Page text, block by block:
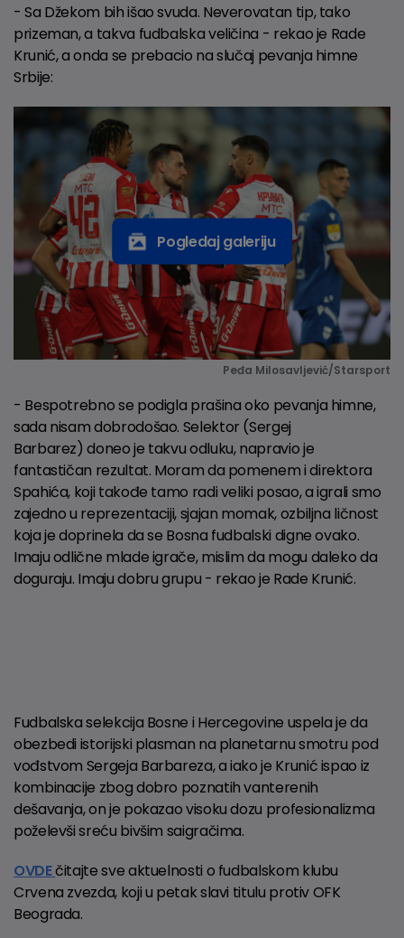
- Sa Džekom bih išao svuda. Neverovatan tip, tako
prizeman, a takva fudbalska veličina - rekao je Rade
Krunić, a onda se prebacio na slučaj pevanja himne
Srbije:
Peđa Milosavljević/Starsport
Pogledaj galeriju
- Bespotrebno se podigla prašina oko pevanja himne,
sada nisam dobrodošao. Selektor (Sergej
Barbarez) doneo je takvu odluku, napravio je
fantastičan rezultat. Moram da pomenem i direktora
Spahića, koji takođe tamo radi veliki posao, a igrali smo
zajedno u reprezentaciji, sjajan momak, ozbiljna ličnost
koja je doprinela da se Bosna fudbalski digne ovako.
Imaju odlične mlade igrače, mislim da mogu daleko da
doguraju. Imaju dobru grupu - rekao je Rade Krunić.
Fudbalska selekcija Bosne i Hercegovine uspela je da
obezbedi istorijski plasman na planetarnu smotru pod
vođstvom Sergeja Barbareza, a iako je Krunić ispao iz
kombinacije zbog dobro poznatih vanterenih
dešavanja, on je pokazao visoku dozu profesionalizma
poželevši sreću bivšim saigračima.
OVDEčitajte sve aktuelnosti o fudbalskom klubu
Crvena zvezda, koji u petak slavi titulu protiv OFK
Beograda.